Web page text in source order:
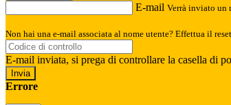
E-mail Verrà inviato un
Non hai una e-mail associata al nome utente? Effettua il
E-mail inviata, si prega di controllare la casella di
Errore